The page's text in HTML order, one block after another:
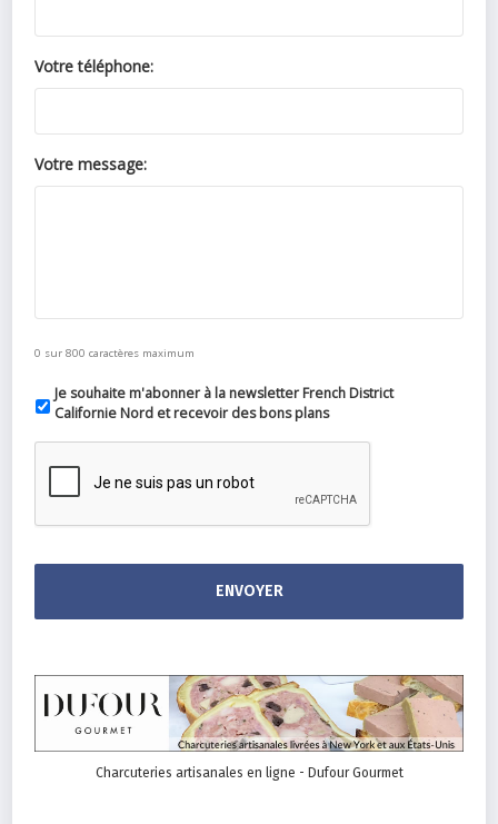
Votre téléphone:
Votre message:
0 sur 800 caractères maximum
Je souhaite m'abonner à la newsletter French District
Californie Nord et recevoir des bons plans
Charcuteries artisanales en ligne - Dufour Gourmet